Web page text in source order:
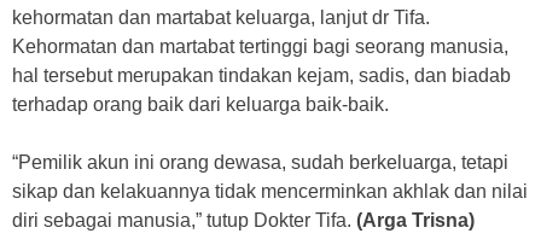
kehormatan dan martabat keluarga, lanjut dr Tifa.
Kehormatan dan martabat tertinggi bagi seorang manusia,
hal tersebut merupakan tindakan kejam, sadis, dan biadab
terhadap orang baik dari keluarga baik-baik.
“Pemilik akun ini orang dewasa, sudah berkeluarga, tetapi
sikap dan kelakuannya tidak mencerminkan akhlak dan nilai
diri sebagai manusia,” tutup Dokter Tifa. (Arga Trisna)